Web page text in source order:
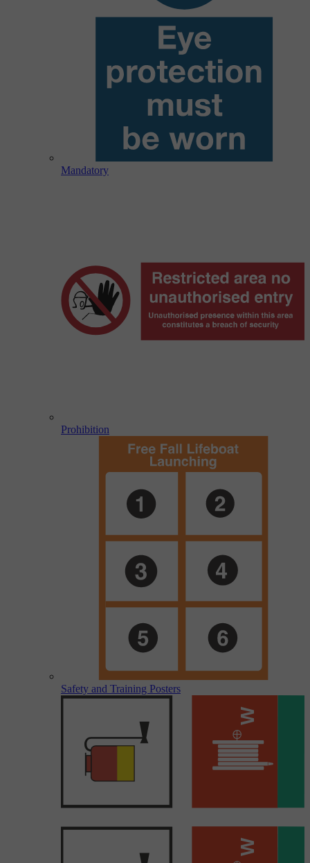
Mandatory
Prohibition
Safety and Training Posters